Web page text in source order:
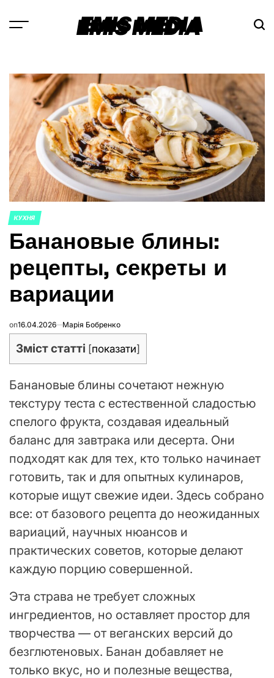
EMIS MEDIA
ОПУБЛИКОВАНО
В
КУХНЯ
Банановые блины:
рецепты, секреты и
вариации
on16.04.2026 Марія Бобренко
Зміст статті [показати]
Банановые блины сочетают нежную
текстуру теста с естественной сладостью
спелого фрукта, создавая идеальный
баланс для завтрака или десерта. Они
подходят как для тех, кто только начинает
готовить, так и для опытных кулинаров,
которые ищут свежие идеи. Здесь собрано
все: от базового рецепта до неожиданных
вариаций, научных нюансов и
практических советов, которые делают
каждую порцию совершенной.
Эта страва не требует сложных
ингредиентов, но оставляет простор для
творчества — от веганских версий до
безглютеновых. Банан добавляет не
только вкус, но и полезные вещества,